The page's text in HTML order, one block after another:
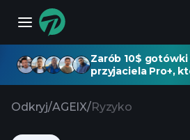
Zarób 10$
przyjaciela Pro+,
Odkryj/AGEIX/Ryzyko